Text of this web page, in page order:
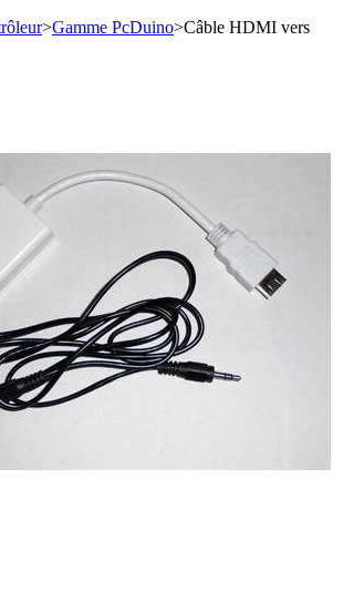
>Gamme PcDuino>Câble HDMI vers